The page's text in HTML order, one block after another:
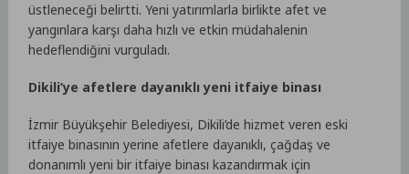
üstleneceği belirtti. Yeni yatırımlarla birlikte afet ve
yangınlara karşı daha hızlı ve etkin müdahalenin
hedeflendiğini vurguladı.
Dikili’ye afetlere dayanıklı yeni itfaiye binası
İzmir Büyükşehir Belediyesi, Dikili’de hizmet veren eski
itfaiye binasının yerine afetlere dayanıklı, çağdaş ve
donanımlı yeni bir itfaiye binası kazandırmak için